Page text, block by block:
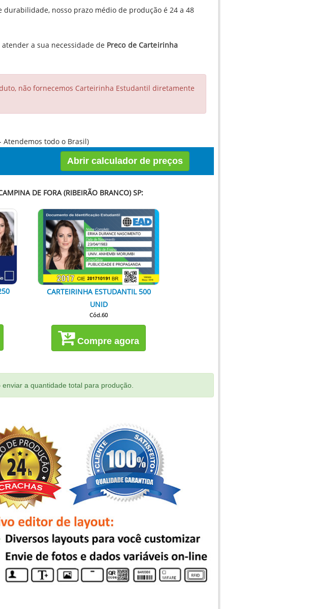
nosso prazo médio de produção é 24 a 48
a sua necessidade de Preco de Carteirinha
não fornecemos Carteirinha Estudantil diretamente
Atendemos todo o Brasil)
Abrir calculador de preços
DE FORA (RIBEIRÃO BRANCO) SP:
CARTEIRINHA ESTUDANTIL 500
UNID
Cód.60
Compre agora
a quantidade total para produção.